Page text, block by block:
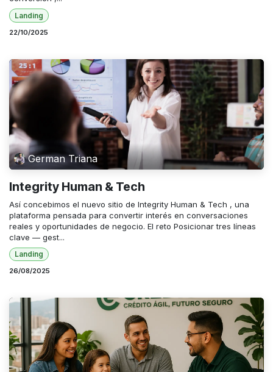
Landing
22/10/2025
German Triana
Integrity Human & Tech
Así concebimos el nuevo sitio de Integrity Human & Tech , una
plataforma pensada para convertir interés en conversaciones
reales y oportunidades de negocio. El reto Posicionar tres líneas
clave — gest...
Landing
26/08/2025